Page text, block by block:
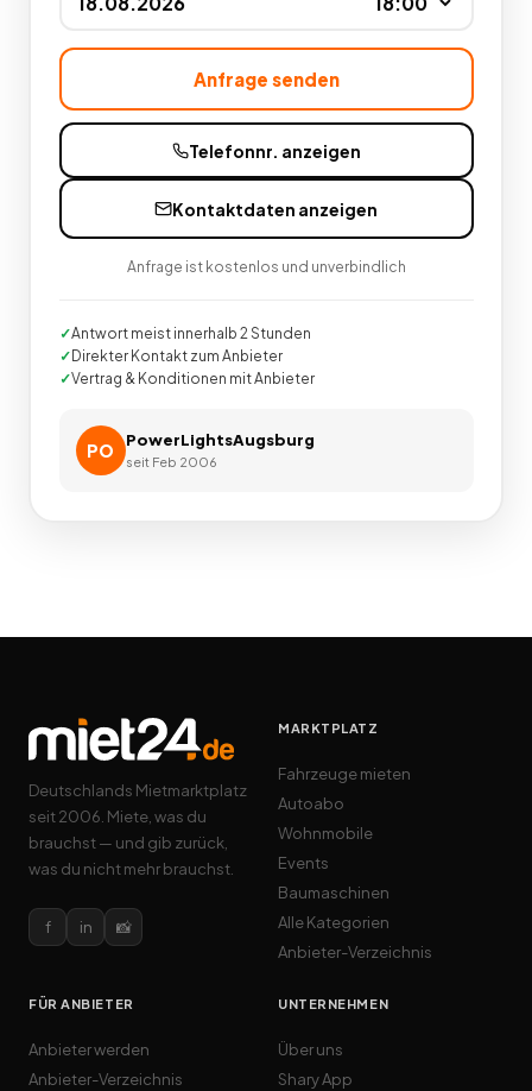
Anfrage senden
Telefonnr. anzeigen
Kontaktdaten anzeigen
Anfrage ist kostenlos und unverbindlich
Antwort meist innerhalb 2 Stunden
Direkter Kontakt zum Anbieter
Vertrag & Konditionen mit Anbieter
PO
PowerLightsAugsburg
seit Feb 2006
Deutschlands Mietmarktplatz
seit 2006. Miete, was du
brauchst — und gib zurück,
was du nicht mehr brauchst.
f in 📸
MARKTPLATZ
Fahrzeuge mieten
Autoabo
Wohnmobile
Events
Baumaschinen
Alle Kategorien
Anbieter-Verzeichnis
FÜR ANBIETER
Anbieter werden
Anbieter-Verzeichnis
UNTERNEHMEN
Über uns
Shary App